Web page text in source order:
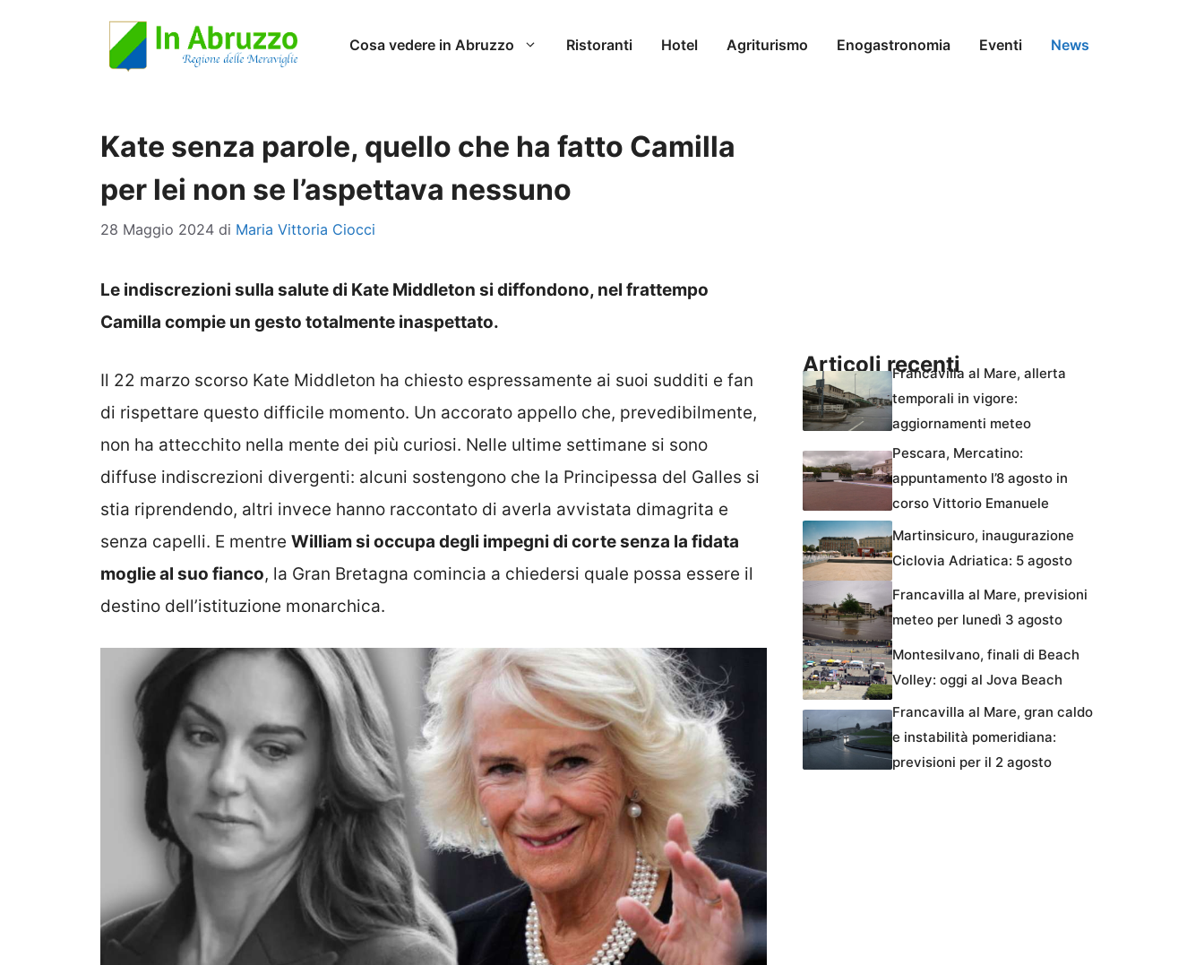
Cosa vedere in Abruzzo Ristoranti Hotel Agriturismo Enogastronomia Eventi News
Kate senza parole, quello che ha fatto Camilla
per lei non se l’aspettava nessuno
28 Maggio 2024 di Maria Vittoria Ciocci
Le indiscrezioni sulla salute di Kate Middleton si diffondono, nel frattempo
Camilla compie un gesto totalmente inaspettato.
Il 22 marzo scorso Kate Middleton ha chiesto espressamente ai suoi sudditi e fan
di rispettare questo difficile momento. Un accorato appello che, prevedibilmente,
non ha attecchito nella mente dei più curiosi. Nelle ultime settimane si sono
diffuse indiscrezioni divergenti: alcuni sostengono che la Principessa del Galles si
stia riprendendo, altri invece hanno raccontato di averla avvistata dimagrita e
senza capelli. E mentre William si occupa degli impegni di corte senza la fidata
moglie al suo fianco, la Gran Bretagna comincia a chiedersi quale possa essere il
destino dell’istituzione monarchica.
Articoli recentiFrancavilla al Mare, allerta
temporali in vigore:
aggiornamenti meteo
Pescara, Mercatino:
appuntamento l’8 agosto in
corso Vittorio Emanuele
Martinsicuro, inaugurazione
Ciclovia Adriatica: 5 agosto
Francavilla al Mare, previsioni
meteo per lunedì 3 agosto
Montesilvano, finali di Beach
Volley: oggi al Jova Beach
Francavilla al Mare, gran caldo
e instabilità pomeridiana:
previsioni per il 2 agosto